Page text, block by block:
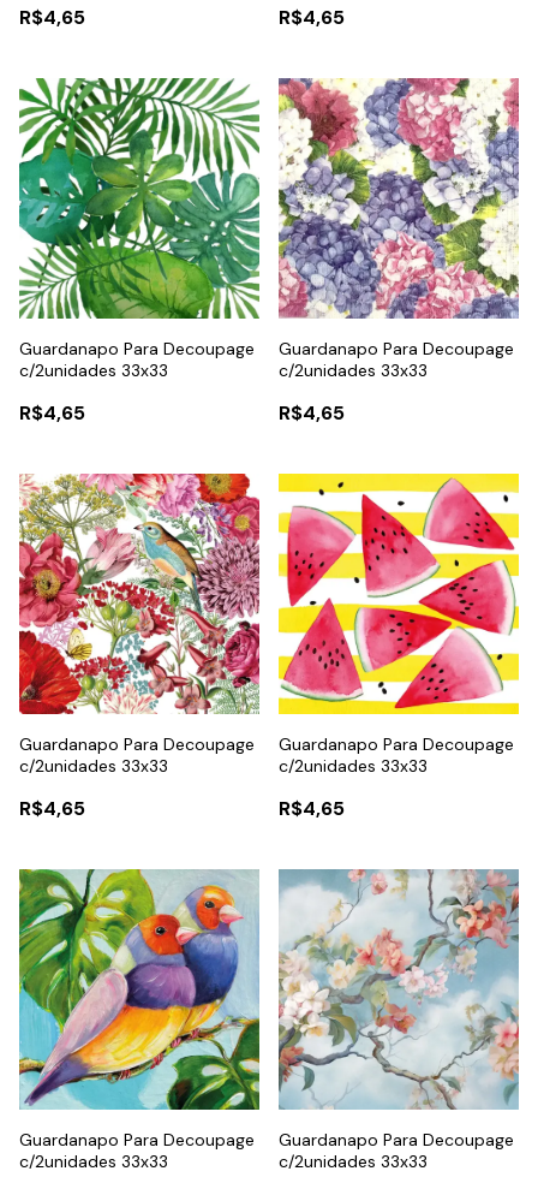
R$4,65 R$4,65
Guardanapo Para Decoupage
c/2unidades 33x33
R$4,65
Guardanapo Para Decoupage
c/2unidades 33x33
R$4,65
Guardanapo Para Decoupage
c/2unidades 33x33
R$4,65
Guardanapo Para Decoupage
c/2unidades 33x33
R$4,65
Guardanapo Para Decoupage
c/2unidades 33x33
Guardanapo Para Decoupage
c/2unidades 33x33